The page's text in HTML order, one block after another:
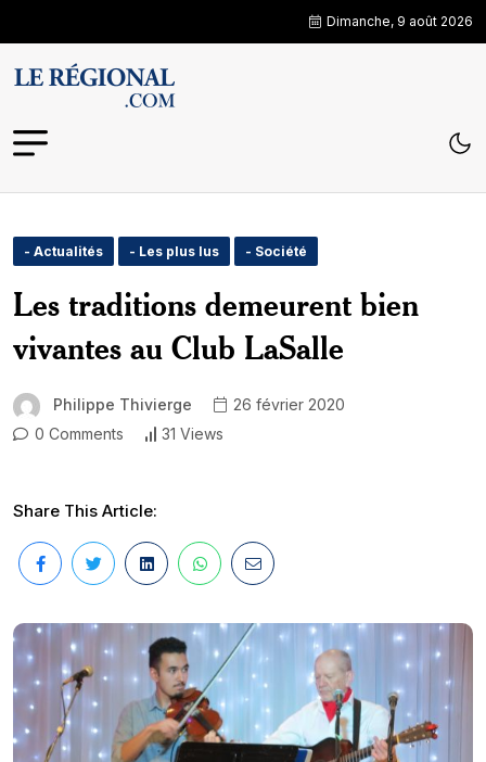
Dimanche, 9 août 2026
- Actualités - Les plus lus - Société
Les traditions demeurent bien
vivantes au Club LaSalle
Philippe Thivierge
26 février 2020
0 Comments
31 Views
Share This Article: